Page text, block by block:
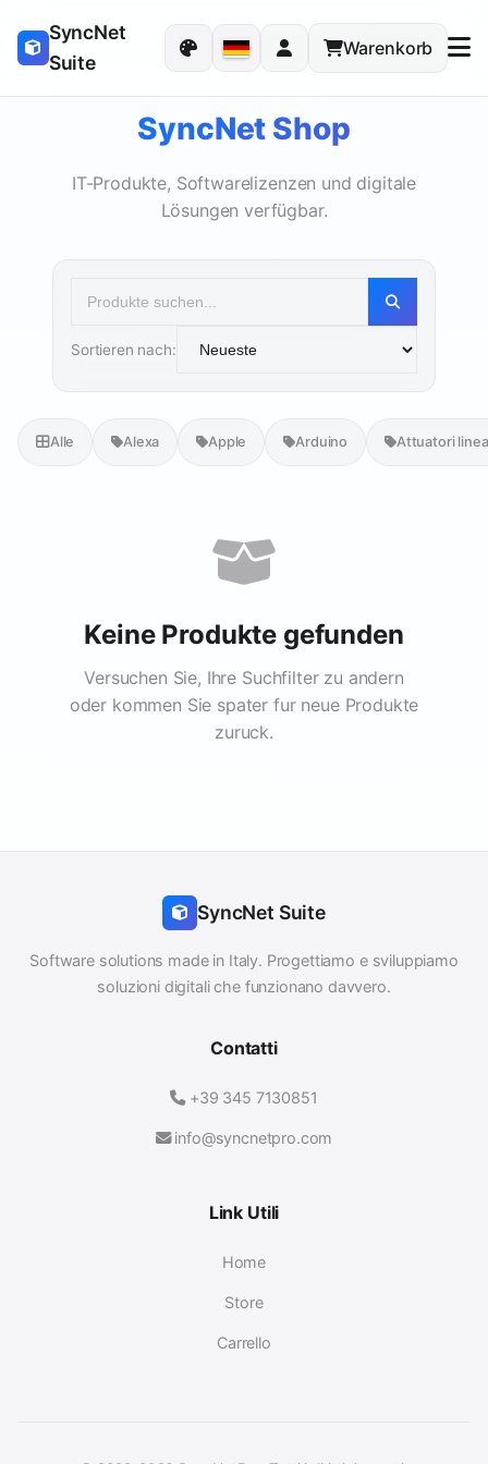
SyncNet
Suite
Warenkorb
SyncNet Shop
IT-Produkte, Softwarelizenzen und digitale
Lösungen verfügbar.
Sortieren nach:
Alle Alexa Apple Arduino Attuatori
Keine Produkte gefunden
Versuchen Sie, Ihre Suchfilter zu andern
oder kommen Sie spater fur neue Produkte
zuruck.
SyncNet Suite
Software solutions made in Italy. Progettiamo e sviluppiamo
soluzioni digitali che funzionano davvero.
Contatti
+39 345 7130851
info@syncnetpro.com
Link Utili
Home
Store
Carrello